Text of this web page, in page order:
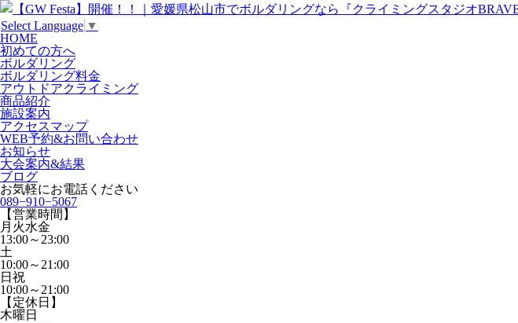
Select Language ▼
HOME
初めての方へ
ボルダリング
ボルダリング料金
アウトドアクライミング
商品紹介
施設案内
アクセスマップ
WEB予約&お問い合わせ
お知らせ
大会案内&結果
ブログ
お気軽にお電話ください
089−910−5067
【営業時間】
月火水金
13:00～23:00
土
10:00～21:00
日祝
10:00～21:00
【定休日】
木曜日